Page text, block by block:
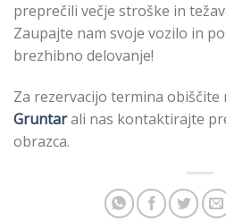
preprečili večje stroške in
Zaupajte nam svoje vozilo in
brezhibno delovanje!
Za rezervacijo termina
Gruntarali nas kontaktirajte
obrazca.